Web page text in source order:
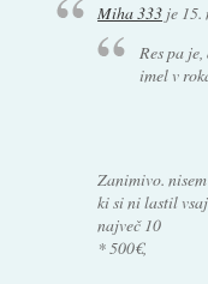
Miha 333 je 15.
Res pa
imel v
Zanimivo.
ki si ni lastil
največ 10
* 500€,